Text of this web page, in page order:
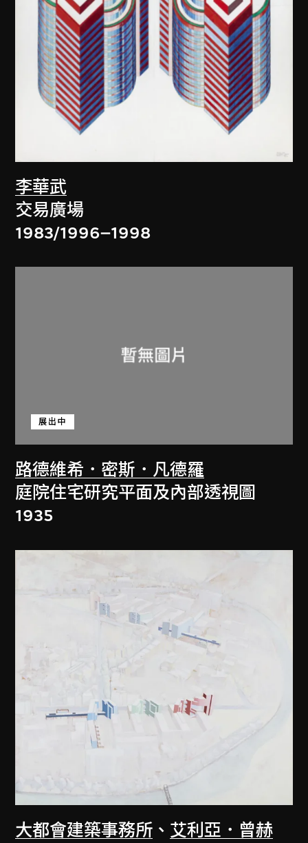
李華武
交易廣場
1983/1996–1998
路德維希．密斯．凡德羅
展出中
庭院住宅研究平面及內部透視圖
1935
大都會建築事務所 、 艾利亞．曾赫